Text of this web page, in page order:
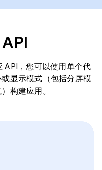
，您可以使用单个代
显示模式（包括分屏模
构建应用。